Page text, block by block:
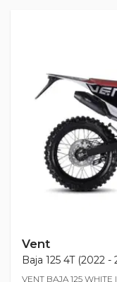
Vent
Baja 125 4T (2022 -
VENT BAJA 125